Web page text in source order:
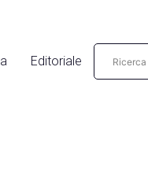
Editoriale